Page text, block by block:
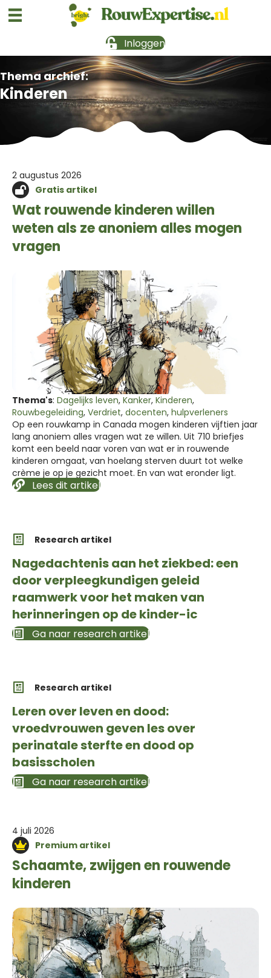
Inloggen
Thema archief:
Kinderen
2 augustus 2026
Gratis artikel
Wat rouwende kinderen willen
weten als ze anoniem alles mogen
vragen
Thema's: Dagelijks leven, Kanker, Kinderen,
Rouwbegeleiding, Verdriet, docenten, hulpverleners
Op een rouwkamp in Canada mogen kinderen vijftien jaar
lang anoniem alles vragen wat ze willen. Uit 710 briefjes
komt een beeld naar voren van wat er in rouwende
kinderen omgaat, van hoelang sterven duurt tot welke
crème je op je gezicht moet. En van wat eronder ligt.
Lees dit artikel
Research artikel
Nagedachtenis aan het ziekbed: een
door verpleegkundigen geleid
raamwerk voor het maken van
herinneringen op de kinder-ic
Ga naar research artikel
Research artikel
Leren over leven en dood:
vroedvrouwen geven les over
perinatale sterfte en dood op
basisscholen
Ga naar research artikel
4 juli 2026
Premium artikel
Schaamte, zwijgen en rouwende
kinderen